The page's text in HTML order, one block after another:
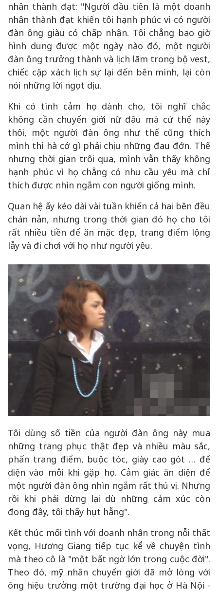
nhân thành đạt: "Người đầu tiên là một doanh
nhân thành đạt khiến tôi hạnh phúc vì có người
đàn ông giàu có chấp nhận. Tôi chẳng bao giờ
hình dung được một ngày nào đó, một người
đàn ông trưởng thành và lịch lãm trong bộ vest,
chiếc cặp xách lịch sự lại đến bên mình, lại còn
nói những lời ngọt dịu.
Khi có tình cảm họ dành cho, tôi nghĩ chắc
không cần chuyển giới nữ đâu mà cứ thế này
thôi, một người đàn ông như thế cũng thích
mình thì hà cớ gì phải chịu những đau đớn. Thế
nhưng thời gian trôi qua, mình vẫn thấy không
hạnh phúc vì họ chẳng có nhu cầu yêu mà chỉ
thích được nhìn ngắm con người giống mình.
Quan hệ ấy kéo dài vài tuần khiến cả hai bên đều
chán nản, nhưng trong thời gian đó họ cho tôi
rất nhiều tiền để ăn mặc đẹp, trang điểm lộng
lẫy và đi chơi với họ như người yêu.
Tôi dùng số tiền của người đàn ông này mua
những trang phục thật đẹp và nhiều màu sắc,
phấn trang điểm, buộc tóc, giày cao gót … để
diện vào mỗi khi gặp họ. Cảm giác ăn diện để
một người đàn ông nhìn ngắm rất thú vị. Nhưng
rồi khi phải dừng lại dù những cảm xúc còn
đong đầy, tôi thấy hụt hẫng".
Kết thúc mối tình với doanh nhân trong nỗi thất
vọng, Hương Giang tiếp tục kể về chuyện tình
mà theo cô là "một bất ngờ lớn trong cuộc đời".
Theo đó, mỹ nhân chuyển giới đã mở lòng với
ông hiệu trưởng một trường đại học ở Hà Nội -